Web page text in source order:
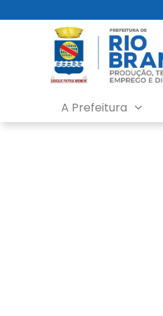
A Prefeitura